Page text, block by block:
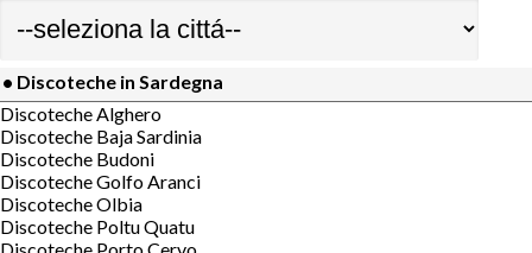
• Discoteche in Sardegna
Discoteche Alghero
Discoteche Baja Sardinia
Discoteche Budoni
Discoteche Golfo Aranci
Discoteche Olbia
Discoteche Poltu Quatu